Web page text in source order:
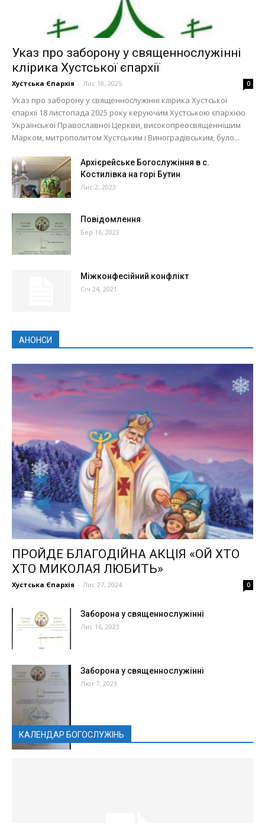
Указ про заборону у священнослужінні
клірика Хустської єпархії
Хустська Єпархія - Лис 18, 2025 0
Указ про заборону у священнослужінні клірика Хустської
єпархії 18 листопада 2025 року керуючим Хустською єпархією
Української Православної Церкви, високопреосвященнішим
Марком, митрополитом Хустським і Виноградівським, було...
Архієрейське Богослужіння в с.
Костилівка на горі Бутин
Лис 2, 2023
Повідомлення
Бер 16, 2022
Міжконфесійний конфлікт
Січ 24, 2021
АНОНСИ
ПРОЙДЕ БЛАГОДІЙНА АКЦІЯ «ОЙ ХТО
ХТО МИКОЛАЯ ЛЮБИТЬ»
Хустська Єпархія - Лис 27, 2024 0
Заборона у священнослужінні
Лис 16, 2023
Заборона у священнослужінні
Лют 7, 2023
КАЛЕНДАР БОГОСЛУЖІНЬ